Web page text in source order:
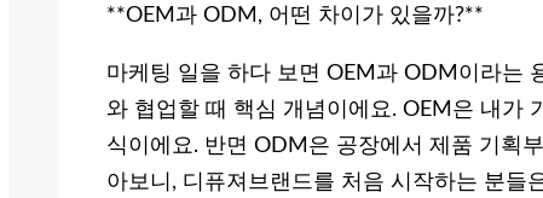
**OEM과 ODM, 어떤 차이가 있을까?**
마케팅 일을 하다 보면 OEM과 ODM이라는
와 협업할 때 핵심 개념이에요. OEM은 내가
식이에요. 반면 ODM은 공장에서 제품 기획
아보니, 디퓨져브랜드를 처음 시작하는 분들